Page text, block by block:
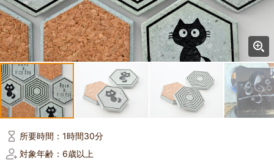
所要時間： 1時間30分
対象年齢： 6歳以上